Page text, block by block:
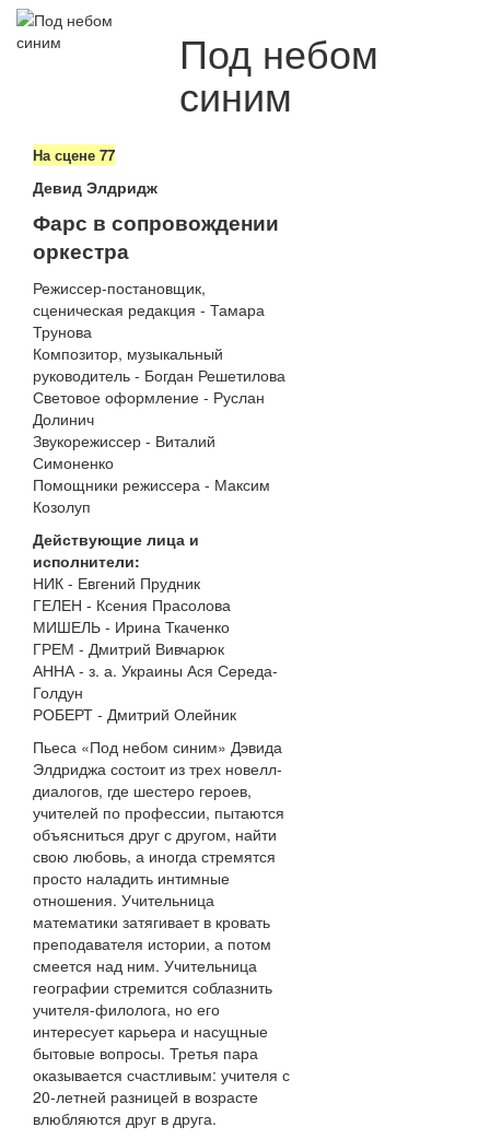
Под небом
синим
На сцене 77
Девид Элдридж
Фарс в сопровождении
оркестра
Режиссер-постановщик,
сценическая редакция - Тамара
Трунова
Композитор, музыкальный
руководитель - Богдан Решетилова
Световое оформление - Руслан
Долинич
Звукорежиссер - Виталий
Симоненко
Помощники режиссера - Максим
Козолуп
Действующие лица и
исполнители:
НИК - Евгений Прудник
ГЕЛЕН - Ксения Прасолова
МИШЕЛЬ - Ирина Ткаченко
ГРЕМ - Дмитрий Вивчарюк
АННА - з. а. Украины Ася Середа-
Голдун
РОБЕРТ - Дмитрий Олейник
Пьеса «Под небом синим» Дэвида
Элдриджа состоит из трех новелл-
диалогов, где шестеро героев,
учителей по профессии, пытаются
объясниться друг с другом, найти
свою любовь, а иногда стремятся
просто наладить интимные
отношения. Учительница
математики затягивает в кровать
преподавателя истории, а потом
смеется над ним. Учительница
географии стремится соблазнить
учителя-филолога, но его
интересует карьера и насущные
бытовые вопросы. Третья пара
оказывается счастливым: учителя с
20-летней разницей в возрасте
влюбляются друг в друга.